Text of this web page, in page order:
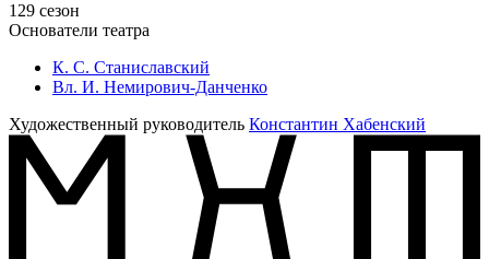
129 сезон
Основатели театра
К. С. Станиславский
Вл. И. Немирович-Данченко
Художественный руководитель Константин Хабенский